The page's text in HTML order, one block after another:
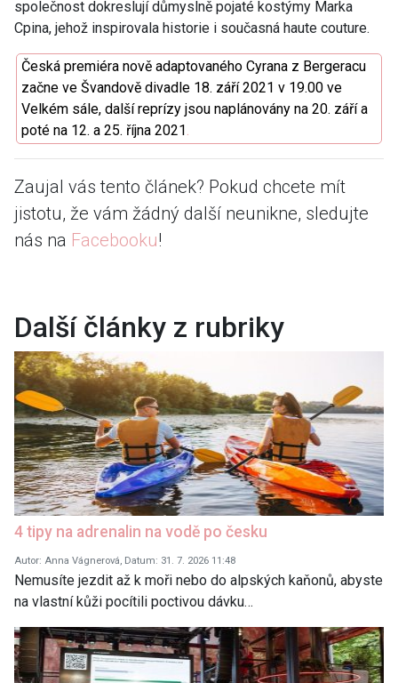
společnost dokreslují důmyslně pojaté kostýmy Marka
Cpina, jehož inspirovala historie i současná haute couture.
Česká premiéra nově adaptovaného Cyrana z Bergeracu
začne ve Švandově divadle 18. září 2021 v 19.00 ve
Velkém sále, další reprízy jsou naplánovány na 20. září a
poté na 12. a 25. října 2021 .
Zaujal vás tento článek? Pokud chcete mít
jistotu, že vám žádný další neunikne, sledujte
nás na Facebooku!
Další články z rubriky
4 tipy na adrenalin na vodě po česku
Autor: Anna Vágnerová, Datum: 31. 7. 2026 11:48
Nemusíte jezdit až k moři nebo do alpských kaňonů, abyste
na vlastní kůži pocítili poctivou dávku…